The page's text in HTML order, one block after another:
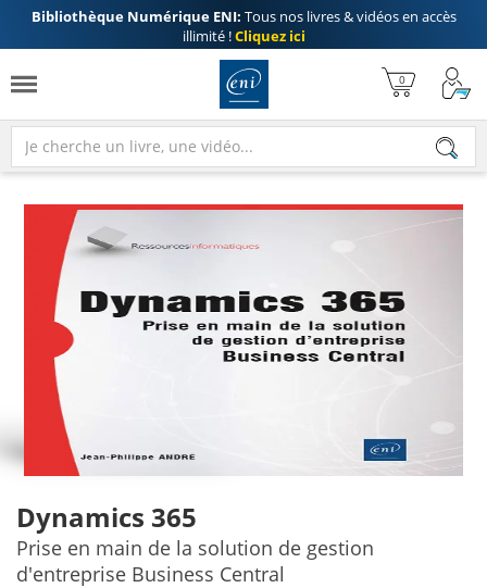
Bibliothèque Numérique ENI: Tous nos livres & vidéos en accès
illimité !Cliquez ici
Dynamics 365
Prise en main de la solution de gestion
d'entreprise Business Central